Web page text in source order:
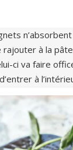
rajouter à la
ci va faire
à